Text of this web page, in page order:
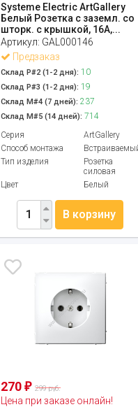
Systeme Electric ArtGallery
Белый Розетка с заземл. со
шторк. с крышкой, 16А,...
Артикул: GAL000146
Предзаказ
Склад Р#2 (1-2 дня): 10
Склад Р#3 (1-2 дня): 19
Склад М#4 (7 дней): 237
Склад М#5 (14 дней): 714
Серия
ArtGallery
Способ монтажа
Тип изделия
Розетка
силовая
Цвет
Белый
В корзину
270₽ 299 руб.
Цена при заказе онлайн!